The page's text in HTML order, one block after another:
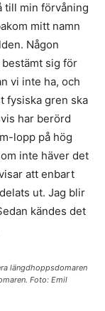
till min förvåning
mitt namn
Någon
sig för
vi inte ha, och
fysiska gren ska
har berörd
lopp på hög
inte häver det
att enbart
ut. Jag blir
kändes det
längdhoppsdomaren
Foto: Emil